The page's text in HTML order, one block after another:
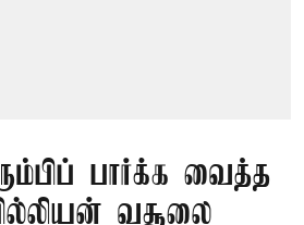
பார்க்க வைத்த
வசூலை